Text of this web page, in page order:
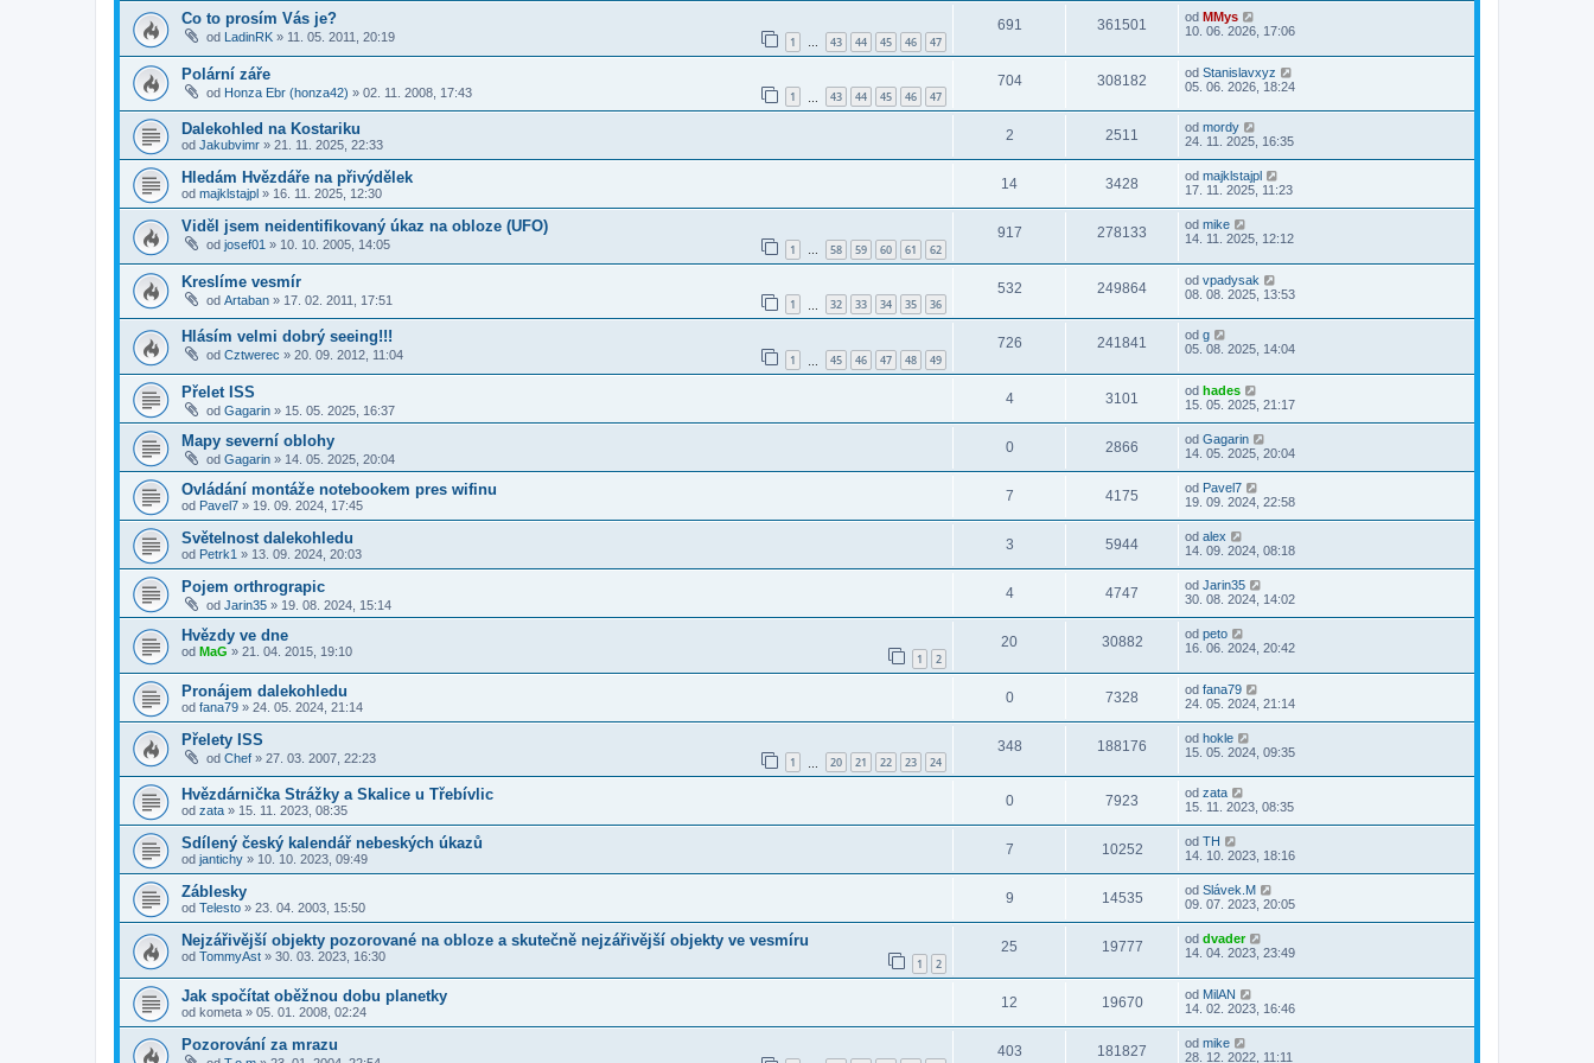
Co to prosím Vás je?
od LadinRK » 11. 05. 2011, 20:19 1 … 43 44 45 46 47
691 361501 od MMys
10. 06. 2026, 17:06
Polární záře
od Honza Ebr (honza42) » 02. 11. 2008, 17:43 1 43 44 45 46 47
704 308182 od Stanislavxyz
05. 06. 2026, 18:24
Dalekohled na Kostariku
od Jakubvimr » 21. 11. 2025, 22:33
2 2511 od mordy
24. 11. 2025, 16:35
Hledám Hvězdáře na přivýdělek
od majklstajpl » 16. 11. 2025, 12:30
14 3428 od majklstajpl
17. 11. 2025, 11:23
Viděl jsem neidentifikovaný úkaz na obloze (UFO)
od josef01 » 10. 10. 2005, 14:05 1 … 58 59 60 61 62
917 278133 od mike
14. 11. 2025, 12:12
Kreslíme vesmír
od Artaban » 17. 02. 2011, 17:51 1 32 33 34 35 36
532 249864 od vpadysak
08. 08. 2025, 13:53
Hlásím velmi dobrý seeing!!!
od Cztwerec » 20. 09. 2012, 11:04 1 45 46 47 48 49
726 241841 od g
05. 08. 2025, 14:04
Přelet ISS
od Gagarin » 15. 05. 2025, 16:37
4 3101 od hades
15. 05. 2025, 21:17
Mapy severní oblohy
od Gagarin » 14. 05. 2025, 20:04
0 2866 od Gagarin
14. 05. 2025, 20:04
Ovládání montáže notebookem pres wifinu
od Pavel7 » 19. 09. 2024, 17:45
7 4175 od Pavel7
19. 09. 2024, 22:58
Světelnost dalekohledu
od Petrk1 » 13. 09. 2024, 20:03
3 5944 od alex
14. 09. 2024, 08:18
Pojem orthrograpic
od Jarin35 » 19. 08. 2024, 15:14
4 4747 od Jarin35
30. 08. 2024, 14:02
Hvězdy ve dne
od MaG » 21. 04. 2015, 19:10 1 2
20 30882 od peto
16. 06. 2024, 20:42
Pronájem dalekohledu
od fana79 » 24. 05. 2024, 21:14
0 7328 od fana79
24. 05. 2024, 21:14
Přelety ISS
od Chef » 27. 03. 2007, 22:23 1 20 21 22 23 24
348 188176 od hokle
15. 05. 2024, 09:35
Hvězdárnička Strážky a Skalice u Třebívlic
od zata » 15. 11. 2023, 08:35
0 7923 od zata
15. 11. 2023, 08:35
Sdílený český kalendář nebeských úkazů
od jantichy » 10. 10. 2023, 09:49
7 10252 od TH
14. 10. 2023, 18:16
Záblesky
od Telesto » 23. 04. 2003, 15:50
9 14535 od Slávek.M
09. 07. 2023, 20:05
Nejzářivější objekty pozorované na obloze a skutečně nejzářivější objekty ve vesmíru
od TommyAst » 30. 03. 2023, 16:30 1 2
25 19777 od dvader
14. 04. 2023, 23:49
Jak spočítat oběžnou dobu planetky
od kometa » 05. 01. 2008, 02:24
12 19670 od MilAN
14. 02. 2023, 16:46
Pozorování za mrazu 403 181827 od mike
28. 12. 2022, 11:11